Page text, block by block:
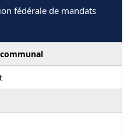
fédérale de mandats